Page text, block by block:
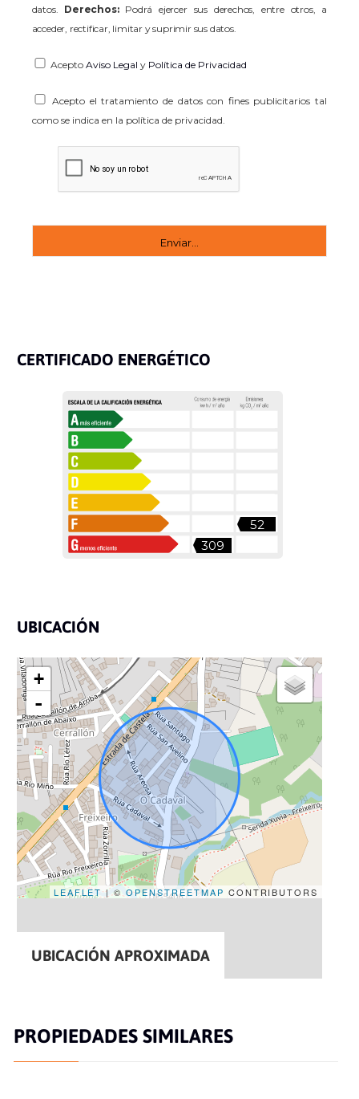
datos. Derechos:Podrá ejercer sus derechos, entre otros, a
acceder, rectificar, limitar y suprimir sus datos.
Acepto Aviso Legal y Política de Privacidad
Acepto el tratamiento de datos con fines publicitarios tal
como se indica en la política de privacidad.
CERTIFICADO ENERGÉTICO
309
52
UBICACIÓN
+
-
LEAFLET| ©OPENSTREETMAP CONTRIBUTORS
UBICACIÓN APROXIMADA
PROPIEDADES SIMILARES